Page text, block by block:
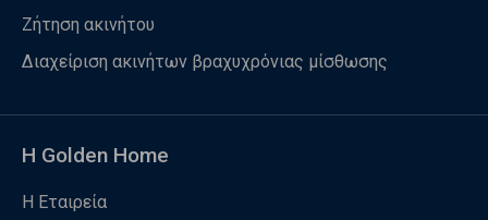
Ζήτηση ακινήτου
Διαχείριση ακινήτων βραχυχρόνιας μίσθωσης
Η Golden Home
Η Εταιρεία